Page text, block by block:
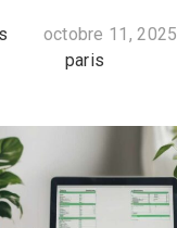
octobre 11, 2025
paris